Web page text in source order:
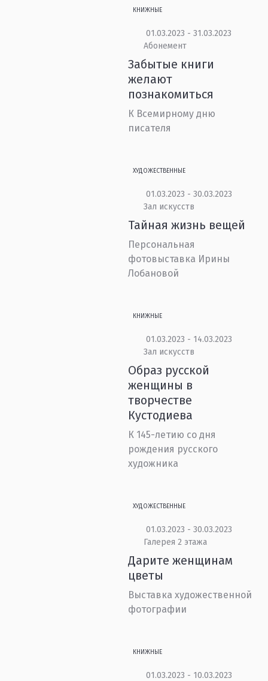
КНИЖНЫЕ
01.03.2023 - 31.03.2023
Абонемент
Забытые книги
желают
познакомиться
К Всемирному дню
писателя
ХУДОЖЕСТВЕННЫЕ
01.03.2023 - 30.03.2023
Зал искусств
Тайная жизнь вещей
Персональная
фотовыставка Ирины
Лобановой
КНИЖНЫЕ
01.03.2023 - 14.03.2023
Зал искусств
Образ русской
женщины в
творчестве
Кустодиева
К 145-летию со дня
рождения русского
художника
ХУДОЖЕСТВЕННЫЕ
01.03.2023 - 30.03.2023
Галерея 2 этажа
Дарите женщинам
цветы
Выставка художественной
фотографии
КНИЖНЫЕ
01.03.2023 - 10.03.2023